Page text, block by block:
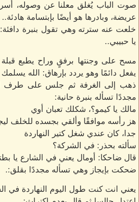
صوت الباب يُغلق معلنا عن وصوله،
عريضة، وبادرها هو أيضًا بإبتسامة هادئة..
خلعت عنه سترته وهي تقول بنبرة
يا حبيبي..
مسح على وجنتها برفقٍ وراح يطبع قبلة
يفعل دائمًا وهو يردد بإرهاق: الله
ذهب إلى الغرفة ثم جلس على طرف
مجددًا تسأله بنبرة حانية:
مالك يا كيمو؟، شكلك تعبان أوي
هز رأسه موافقًا وألقي بجسده للخلف
جدا، كان عندي شغل كتير النهاردة
سألته بحذر: في الشركة؟
قال ضاحكا: أومال يعني في الشارع يا
ضحكت بإيجاز وهي تسأله مجددًا بقلق:.
يعني انت كنت طول اليوم النهاردة في